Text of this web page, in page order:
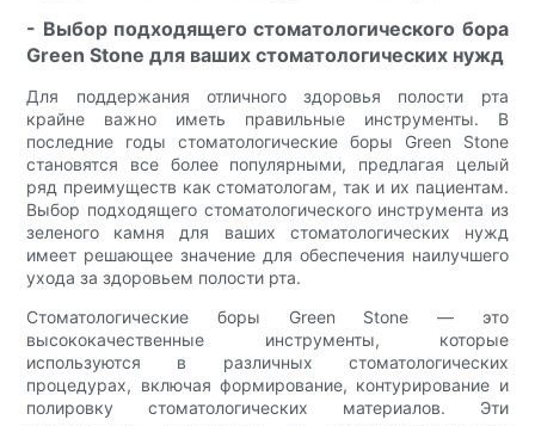
- Выбор подходящего стоматологического бора
Green Stone для ваших стоматологических нужд
Для поддержания отличного здоровья полости рта
крайне важно иметь правильные инструменты. В
последние годы стоматологические боры Green Stone
становятся все более популярными, предлагая целый
ряд преимуществ как стоматологам, так и их пациентам.
Выбор подходящего стоматологического инструмента из
зеленого камня для ваших стоматологических нужд
имеет решающее значение для обеспечения наилучшего
ухода за здоровьем полости рта.
Стоматологические боры Green Stone — это
высококачественные инструменты, которые
используются в различных стоматологических
процедурах, включая формирование, контурирование и
полировку стоматологических материалов. Эти